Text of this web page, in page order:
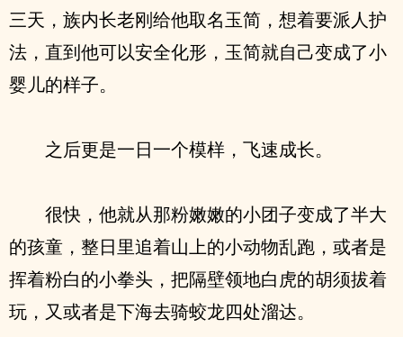
三天，族内长老刚给他取名玉简，想着要派人护
法，直到他可以安全化形，玉简就自己变成了小
婴儿的样子。
之后更是一日一个模样，飞速成长。
很快，他就从那粉嫩嫩的小团子变成了半大
的孩童，整日里追着山上的小动物乱跑，或者是
挥着粉白的小拳头，把隔壁领地白虎的胡须拔着
玩，又或者是下海去骑蛟龙四处溜达。